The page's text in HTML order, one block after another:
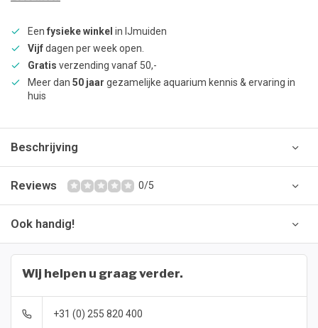
Een fysieke winkel in IJmuiden
Vijfdagen per week open.
Gratis verzending vanaf 50,-
Meer dan 50 jaar gezamelijke aquarium kennis & ervaring in
huis
Beschrijving
Reviews 0/5
Ook handig!
Wij helpen u graag verder.
+31 (0) 255 820 400